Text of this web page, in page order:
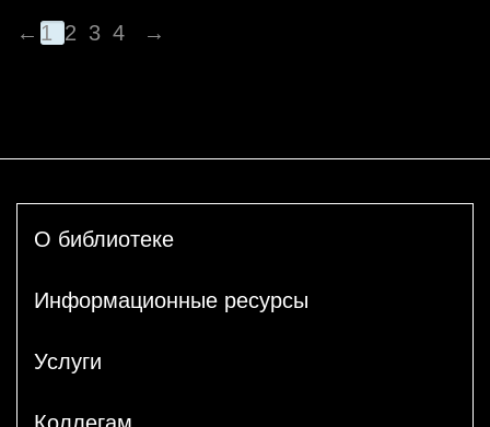
← 1 2 3 4 →
О библиотеке
Информационные ресурсы
Услуги
Коллегам